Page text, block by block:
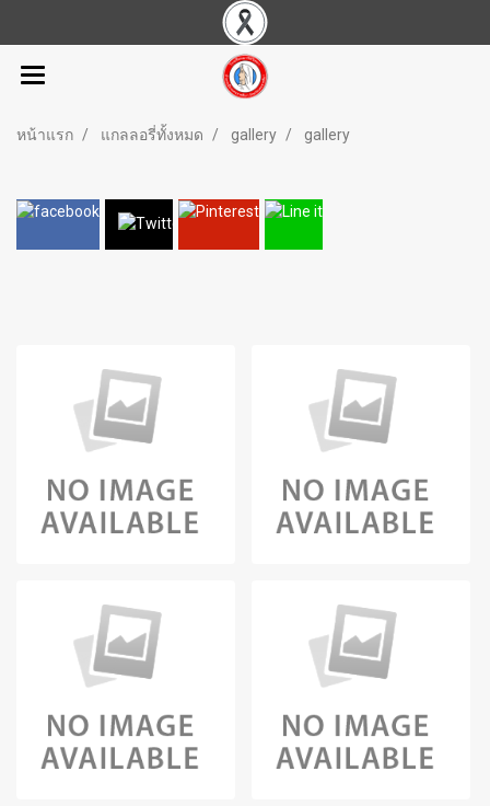
หน้าแรก แกลลอรี่ทั้งหมด gallery gallery